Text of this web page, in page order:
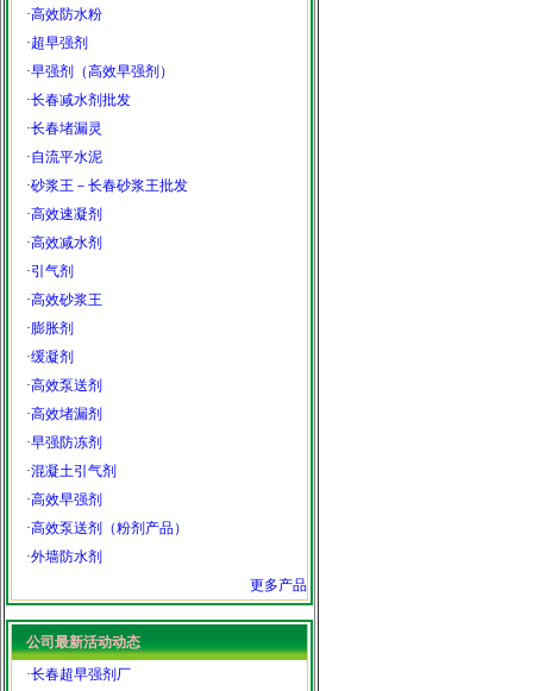
·高效防水粉
·超早强剂
·早强剂（高效早强剂）
·长春减水剂批发
·长春堵漏灵
·自流平水泥
·砂浆王－长春砂浆王批发
·高效速凝剂
·高效减水剂
·引气剂
·高效砂浆王
·膨胀剂
·缓凝剂
·高效泵送剂
·高效堵漏剂
·早强防冻剂
·混凝土引气剂
·高效早强剂
·高效泵送剂（粉剂产品）
·外墙防水剂
更多产品
公司最新活动动态
·长春超早强剂厂